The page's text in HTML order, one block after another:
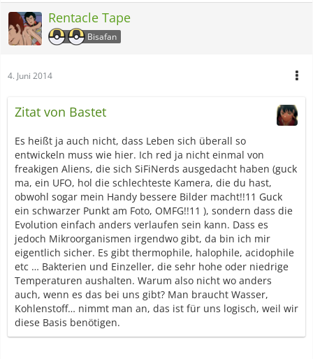
Rentacle Tape
Bisafan
4. Juni 2014
Zitat von Bastet
Es heißt ja auch nicht, dass Leben sich überall so
entwickeln muss wie hier. Ich red ja nicht einmal von
freakigen Aliens, die sich SiFiNerds ausgedacht haben (guck
ma, ein UFO, hol die schlechteste Kamera, die du hast,
obwohl sogar mein Handy bessere Bilder macht!!11 Guck
ein schwarzer Punkt am Foto, OMFG!!11 ), sondern dass die
Evolution einfach anders verlaufen sein kann. Dass es
jedoch Mikroorganismen irgendwo gibt, da bin ich mir
eigentlich sicher. Es gibt thermophile, halophile, acidophile
etc … Bakterien und Einzeller, die sehr hohe oder niedrige
Temperaturen aushalten. Warum also nicht wo anders
auch, wenn es das bei uns gibt? Man braucht Wasser,
Kohlenstoff… nimmt man an, das ist für uns logisch, weil wir
diese Basis benötigen.